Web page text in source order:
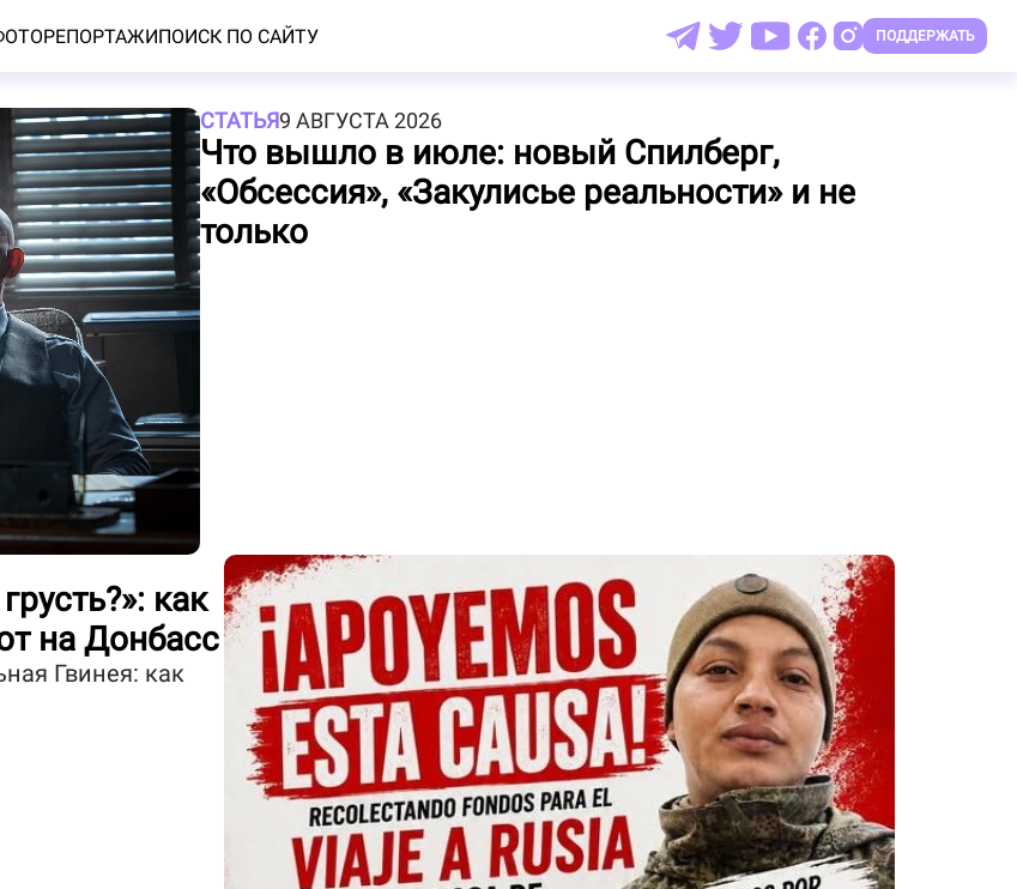
ПОИСК ПО САЙТУ ПОДДЕРЖАТЬ
СТАТЬЯ9 АВГУСТА 2026
Что вышло в июле: новый Спилберг,
«Обсессия», «Закулисье реальности» и не
только
как
на Донбасс
Гвинея: как